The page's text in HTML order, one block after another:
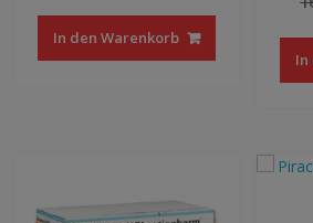
In den Warenkorb
In